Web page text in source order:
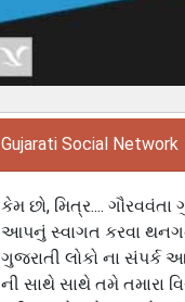
Gujarati Social Network
કેમ છો, મિત્ર....
આપનું સ્વાગત કરવા
ગુજરાતી લોકો ના સંપર્ક
ની સાથે સાથે તમે તમારા